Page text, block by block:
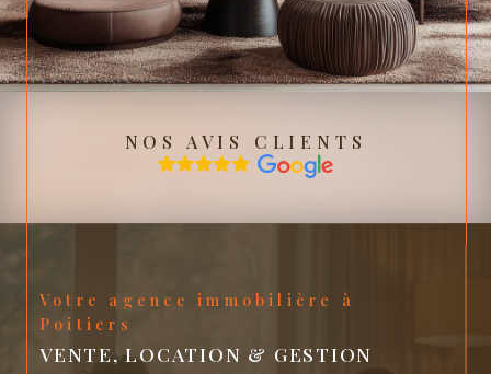
NOS AVIS CLIENTS
Votre agence immobilière à
Poitiers
VENTE, LOCATION & GESTION